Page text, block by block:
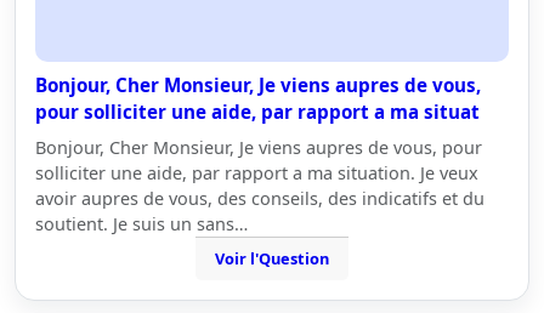
Bonjour, Cher Monsieur, Je viens aupres de vous,
pour solliciter une aide, par rapport a ma situat
Bonjour, Cher Monsieur, Je viens aupres de vous, pour
solliciter une aide, par rapport a ma situation. Je veux
avoir aupres de vous, des conseils, des indicatifs et du
soutient. Je suis un sans…
Voir l'Question